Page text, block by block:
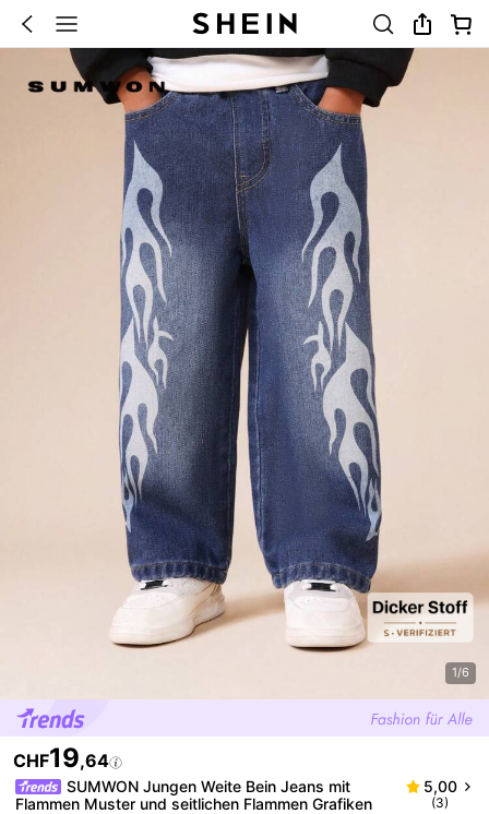
1/6
CHF19,64
SUMWON Jungen Weite Bein Jeans mit
Flammen Muster und seitlichen Flammen Grafiken
5,00
(3)